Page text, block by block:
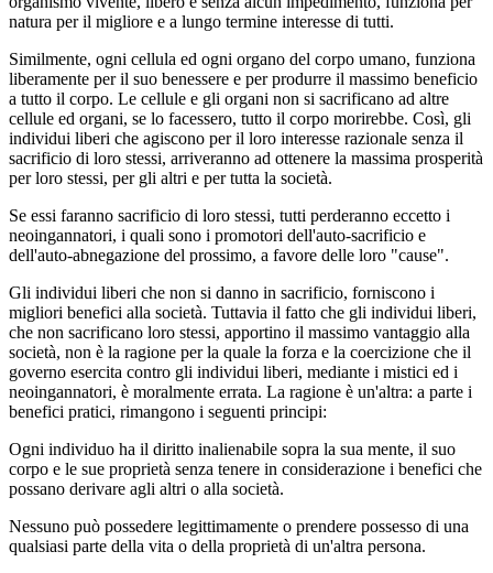
natura per il migliore e a lungo termine interesse di tutti.
Similmente, ogni cellula ed ogni organo del corpo umano, funziona
liberamente per il suo benessere e per produrre il massimo beneficio
a tutto il corpo. Le cellule e gli organi non si sacrificano ad altre
cellule ed organi, se lo facessero, tutto il corpo morirebbe. Così, gli
individui liberi che agiscono per il loro interesse razionale senza il
sacrificio di loro stessi, arriveranno ad ottenere la massima prosperità
per loro stessi, per gli altri e per tutta la società.
Se essi faranno sacrificio di loro stessi, tutti perderanno eccetto i
neoingannatori, i quali sono i promotori dell'auto-sacrificio e
dell'auto-abnegazione del prossimo, a favore delle loro "cause".
Gli individui liberi che non si danno in sacrificio, forniscono i
migliori benefici alla società. Tuttavia il fatto che gli individui liberi,
che non sacrificano loro stessi, apportino il massimo vantaggio alla
società, non è la ragione per la quale la forza e la coercizione che il
governo esercita contro gli individui liberi, mediante i mistici ed i
neoingannatori, è moralmente errata. La ragione è un'altra: a parte i
benefici pratici, rimangono i seguenti principi:
Ogni individuo ha il diritto inalienabile sopra la sua mente, il suo
corpo e le sue proprietà senza tenere in considerazione i benefici che
possano derivare agli altri o alla società.
Nessuno può possedere legittimamente o prendere possesso di una
qualsiasi parte della vita o della proprietà di un'altra persona.